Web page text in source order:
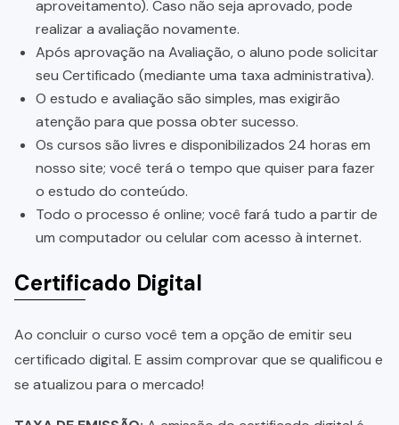
aproveitamento). Caso não seja aprovado, pode
realizar a avaliação novamente.
Após aprovação na Avaliação, o aluno pode solicitar
seu Certificado (mediante uma taxa administrativa).
O estudo e avaliação são simples, mas exigirão
atenção para que possa obter sucesso.
Os cursos são livres e disponibilizados 24 horas em
nosso site; você terá o tempo que quiser para fazer
o estudo do conteúdo.
Todo o processo é online; você fará tudo a partir de
um computador ou celular com acesso à internet.
Certificado Digital
Ao concluir o curso você tem a opção de emitir seu
certificado digital. E assim comprovar que se qualificou e
se atualizou para o mercado!